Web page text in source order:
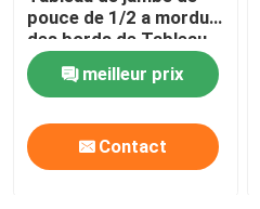
pouce de 1/2 a mordu
des bords de Tableau
de finition
meilleur prix
Contact